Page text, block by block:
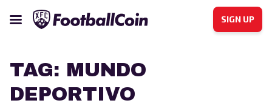
SIGN UP
TAG: MUNDO
DEPORTIVO